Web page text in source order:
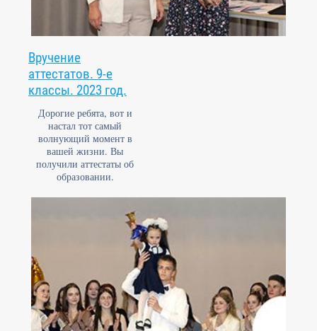
Вручение
аттестатов. 9-е
классы. 2023 год.
Дорогие ребята, вот и
настал тот самый
волнующий момент в
вашей жизни. Вы
получили аттестаты об
образовании.